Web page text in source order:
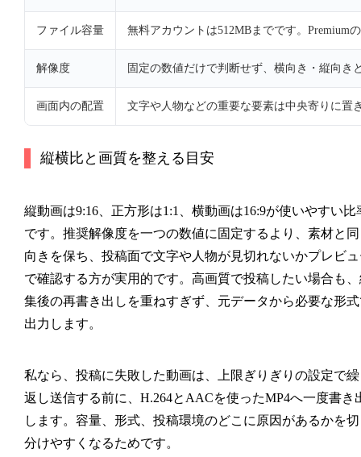
ファイル容量 無料アカウントは512MBまでです。Premium
解像度 固定の数値だけで判断せず、横向き・縦向き
画面内の配置 文字や人物などの重要な要素は中央寄りに置
縦横比と画質を整える目安
縦動画は9:16、正方形は1:1、横動画は16:9が使いやすい比
です。推奨解像度を一つの数値に固定するより、素材と
向きを保ち、投稿面で文字や人物が見切れないかプレビ
で確認する方が実用的です。高画質で投稿したい場合も
集後の再書き出しを重ねすぎず、元データから必要な形
出力します。
私なら、投稿に失敗した動画は、上限ぎりぎりの設定で
返し送信する前に、H.264とAACを使ったMP4へ一度書き
します。容量、形式、投稿環境のどこに原因があるかを
分けやすくなるためです。